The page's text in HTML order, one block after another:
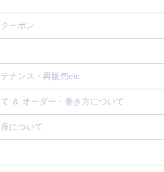
ーポン
ナンス・再販売etc
＆ オーダー・巻き方について
について